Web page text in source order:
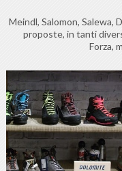
Meindl, Salomon, Salewa,
proposte, in tanti
Forza,